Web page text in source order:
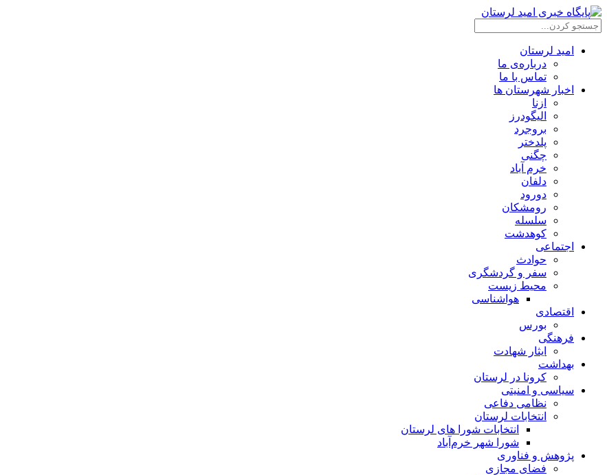
امید لرستان
درباره‌ی ما
تماس با ما
اخبار شهرستان ها
ازنا
الیگودرز
بروجرد
پلدختر
چگنی
خرم آباد
دلفان
دورود
رومشکان
سلسله
کوهدشت
اجتماعی
حوادث
سفر و گردشگری
محیط زیست
هواشناسی
اقتصادی
بورس
فرهنگی
ایثار شهادت
بهداشت
کرونا در لرستان
سیاسی و امنیتی
نظامی دفاعی
انتخابات لرستان
انتخابات شورا های لرستان
شورا شهر خرم‌آباد
پژوهش و فناوری
فضای مجازی